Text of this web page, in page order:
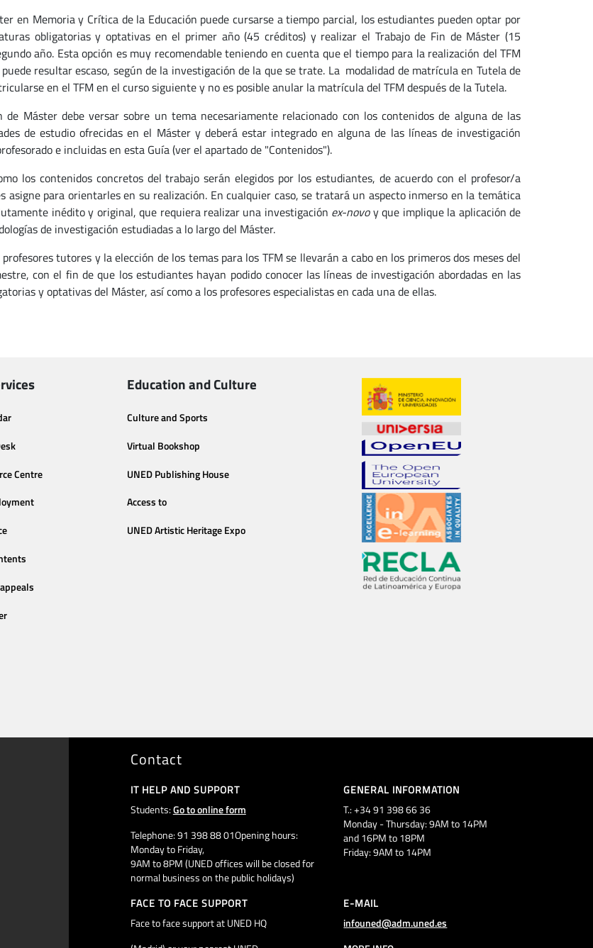
en Memoria y Crítica de la Educación puede cursarse a tiempo parcial, los estudiantes pueden optar por
obligatorias y optativas en el primer año (45 créditos) y realizar el Trabajo de Fin de Máster (15
año. Esta opción es muy recomendable teniendo en cuenta que el tiempo para la realización del TFM
resultar escaso, según de la investigación de la que se trate. La modalidad de matrícula en Tutela de
en el TFM en el curso siguiente y no es posible anular la matrícula del TFM después de la Tutela.
de Máster debe versar sobre un tema necesariamente relacionado con los contenidos de alguna de las
de estudio ofrecidas en el Máster y deberá estar integrado en alguna de las líneas de investigación
e incluidas en esta Guía (ver el apartado de "Contenidos").
los contenidos concretos del trabajo serán elegidos por los estudiantes, de acuerdo con el profesor/a
asigne para orientarles en su realización. En cualquier caso, se tratará un aspecto inmerso en la temática
inédito y original, que requiera realizar una investigación ex-novoy que implique la aplicación de
de investigación estudiadas a lo largo del Máster.
tutores y la elección de los temas para los TFM se llevarán a cabo en los primeros dos meses del
con el fin de que los estudiantes hayan podido conocer las líneas de investigación abordadas en las
y optativas del Máster, así como a los profesores especialistas en cada una de ellas.
Centre
Education and Culture
Culture and Sports
Virtual Bookshop
UNED Publishing House
Access to
UNED Artistic Heritage Expo
Contact
IT HELP AND SUPPORT
Students:Go to online form
Telephone: 91 398 88 01Opening hours:
Monday to Friday,
9AM to 8PM (UNED offices will be closed for
normal business on the public holidays)
GENERAL INFORMATION
T.: +34 91 398 66 36
Monday - Thursday: 9AM to 14PM
and 16PM to 18PM
Friday: 9AM to 14PM
FACE TO FACE SUPPORT
Face to face support at UNED HQ
E-MAIL
infouned@adm.uned.es